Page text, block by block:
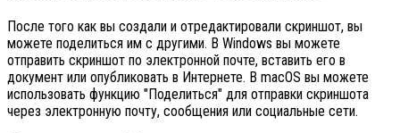
После того как вы создали и отредактировали скриншот, вы
можете поделиться им с другими. В Windows вы можете
отправить скриншот по электронной почте, вставить его в
документ или опубликовать в Интернете. В macOS вы можете
использовать функцию "Поделиться" для отправки скриншота
через электронную почту, сообщения или социальные сети.